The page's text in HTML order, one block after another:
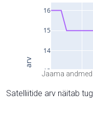
Jaama
Satelliitide arv näitab